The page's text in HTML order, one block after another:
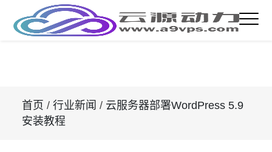
首页 / 行业新闻 / 云服务器部署WordPress 5.9
安装教程